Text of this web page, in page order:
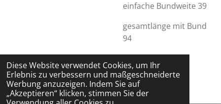
Diese Website verwendet Cookies, um Ihr
Erlebnis zu verbessern und maßgeschneiderte
Werbung anzuzeigen. Indem Sie auf
„Akzeptieren“ klicken, stimmen Sie der
einfache Bundweite 39
gesamtlänge mit Bund
94